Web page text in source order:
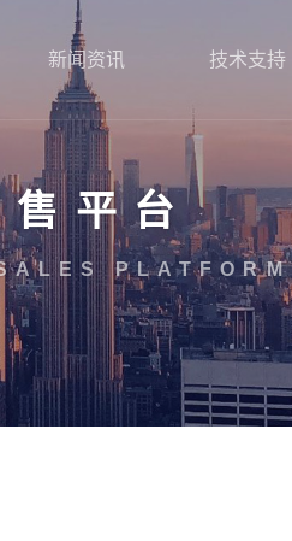
新闻资讯 技术支持
售平台
PLATFORM